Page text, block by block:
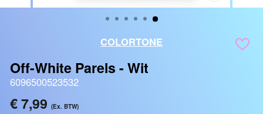
(ESC)
COLORTONE
Off-White Parels - Wit
6096500523532
Reguliere
€ 7,99 (Ex. BTW)